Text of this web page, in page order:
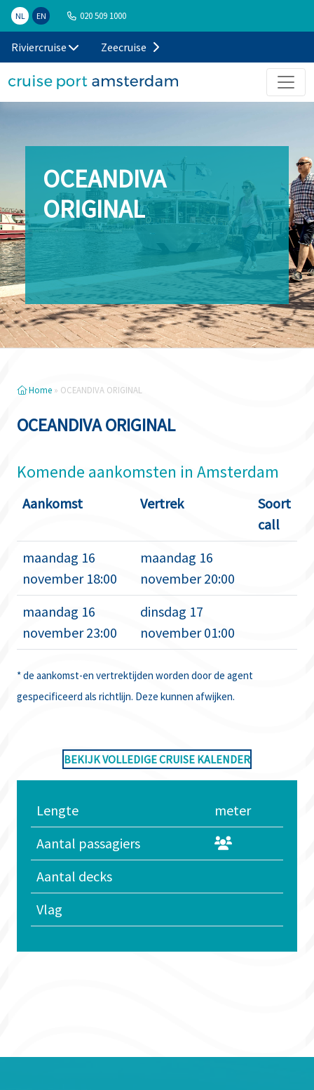
NL EN 020 509 1000
Riviercruise Zeecruise
OCEANDIVA
ORIGINAL
Home » OCEANDIVA ORIGINAL
OCEANDIVA ORIGINAL
Komende aankomsten in Amsterdam
Aankomst Vertrek
Soort
call
maandag 16
november 18:00
maandag 16
november 20:00
maandag 16
november 23:00
dinsdag 17
november 01:00
* de aankomst-en vertrektijden worden door de agent
gespecificeerd als richtlijn. Deze kunnen afwijken.
BEKIJK VOLLEDIGE CRUISE KALENDER
Lengte
meter
Aantal passagiers
Aantal decks
Vlag